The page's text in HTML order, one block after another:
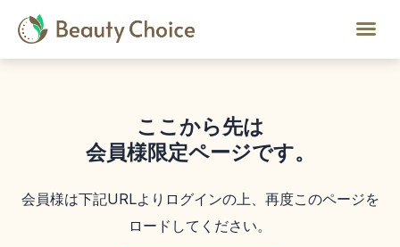
ここから先は
会員様限定ページです。
会員様は下記URLよりログインの上、再度このページを
ロードしてください。